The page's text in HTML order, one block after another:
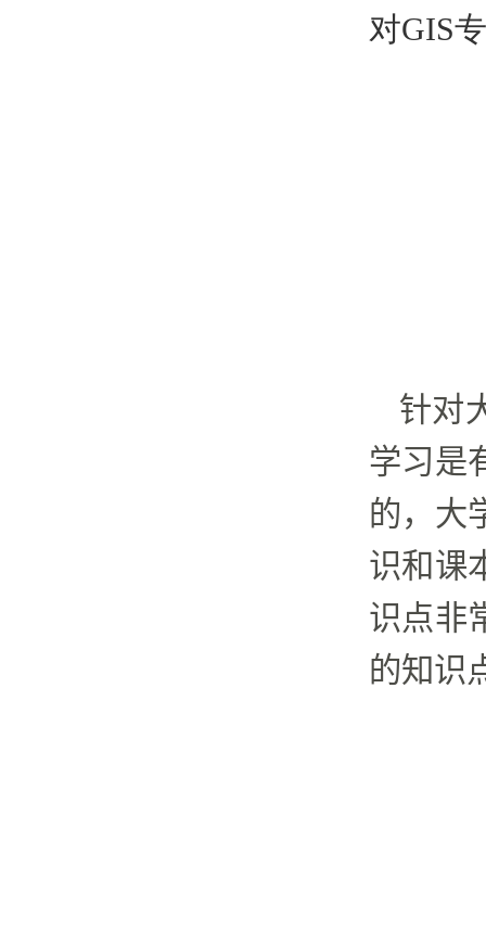
对GIS
针对
学习是
的，大
识和课
识点非
的知识